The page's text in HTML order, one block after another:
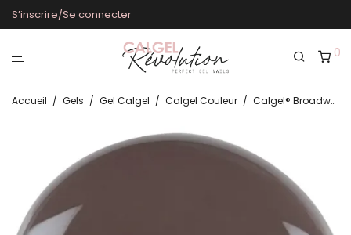
S’inscrire/Se connecter
0
Accueil / Gels / Gel Calgel / Calgel Couleur / Calgel® Broadway CG820